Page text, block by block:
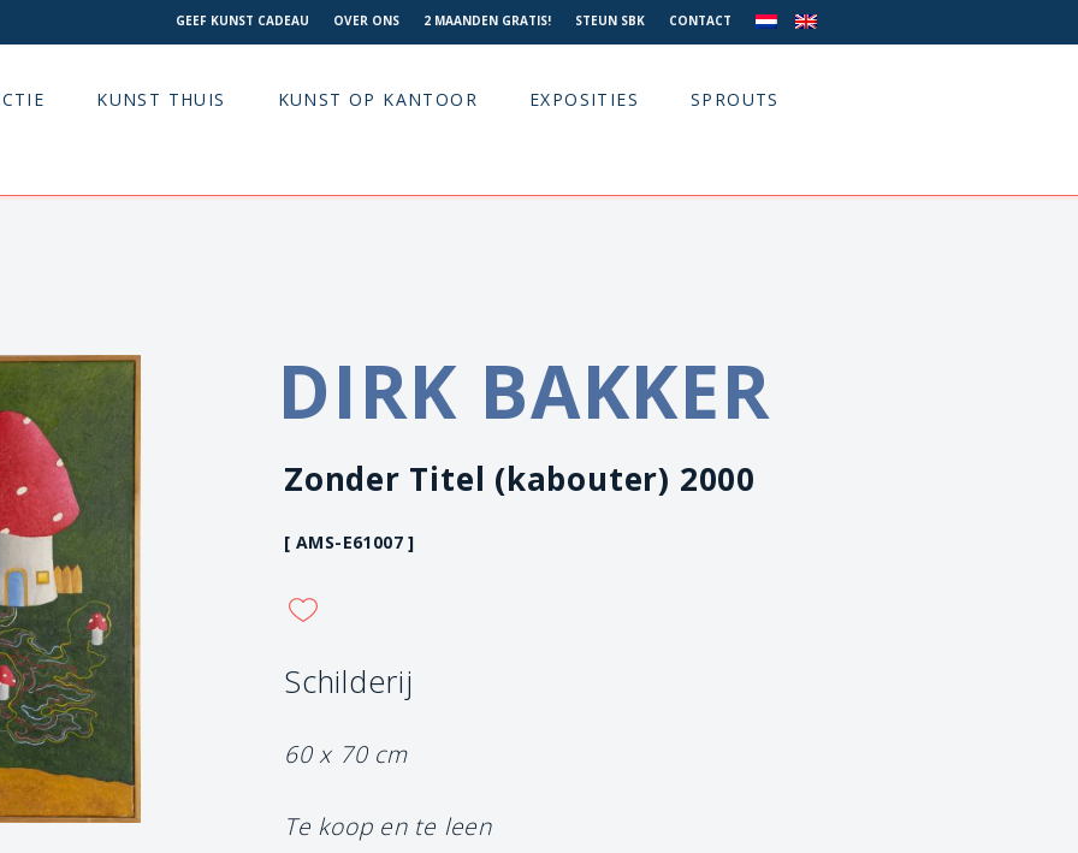
GEEF KUNST CADEAU OVER ONS 2 MAANDEN GRATIS! STEUN SBK CONTACT
KUNST THUIS KUNST OP KANTOOR EXPOSITIES SPROUTS
DIRK BAKKER
Zonder Titel (kabouter) 2000
[ AMS-E61007 ]
Schilderij
60 x 70 cm
Te koop en te leen